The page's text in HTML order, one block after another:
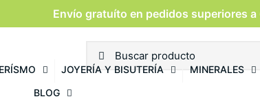
Envío gratuíto en pedidos superiores
JOYERÍA Y BISUTERÍA
MINERALES
BLOG